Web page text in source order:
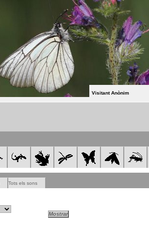
Visitant Anònim
Tots els sons